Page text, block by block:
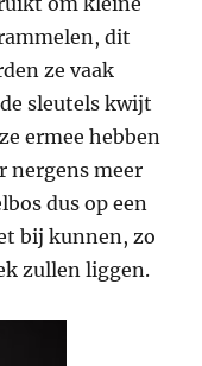
dit
ze vaak
sleutels kwijt
ermee hebben
nergens meer
dus op een
bij kunnen, zo
zullen liggen.